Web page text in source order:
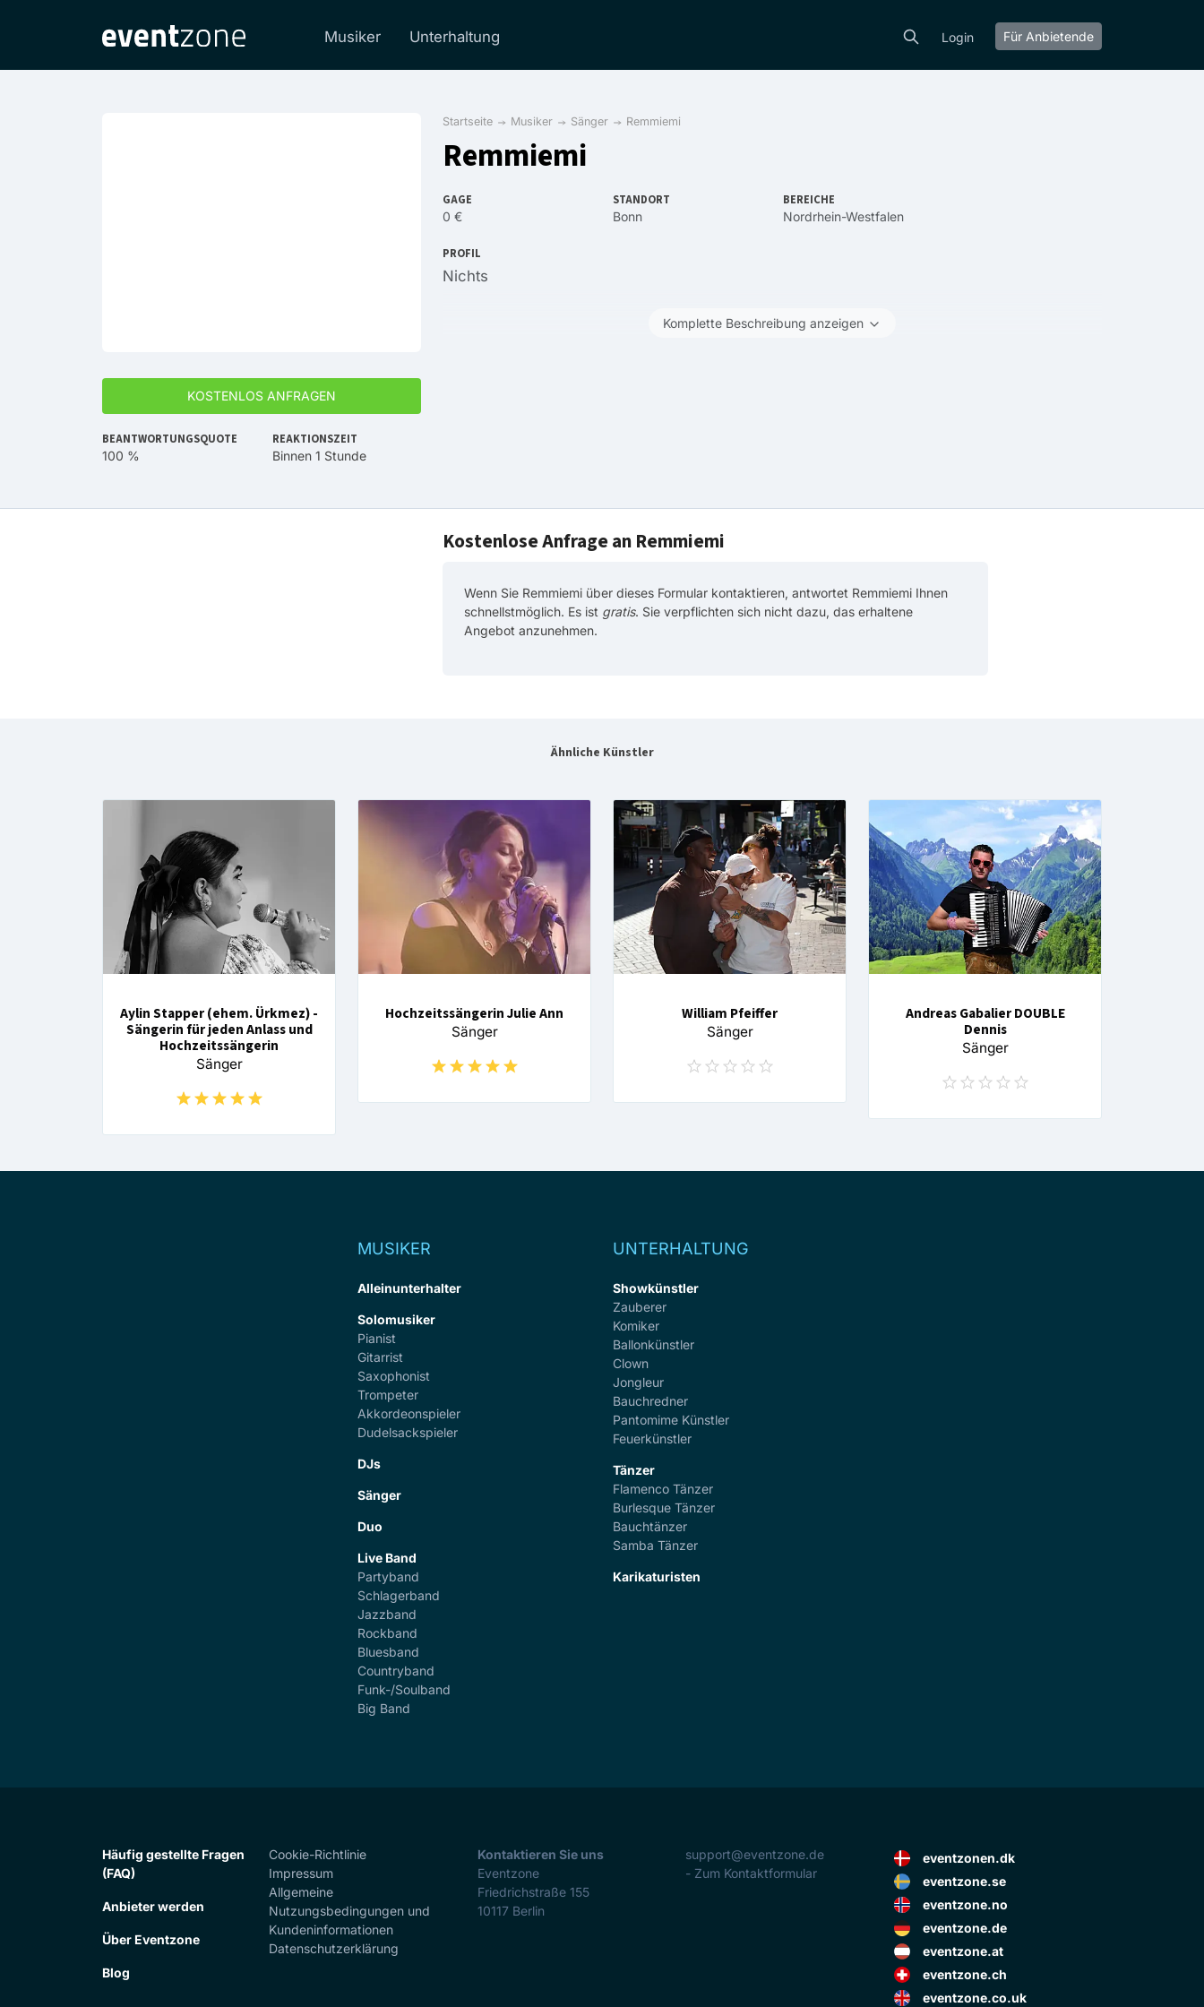
Musiker Unterhaltung Login Für Anbietende
KOSTENLOS ANFRAGEN
BEANTWORTUNGSQUOTE
100 %
REAKTIONSZEIT
Binnen 1 Stunde
Startseite Musiker Sänger Remmiemi
Remmiemi
GAGE
0 €
STANDORT
Bonn
BEREICHE
Nordrhein-Westfalen
PROFIL
Nichts
Komplette Beschreibung anzeigen
Kostenlose Anfrage an Remmiemi
Wenn Sie Remmiemi über dieses Formular kontaktieren, antwortet Remmiemi Ihnen
schnellstmöglich. Es ist gratis. Sie verpflichten sich nicht dazu, das erhaltene
Angebot anzunehmen.
Ähnliche Künstler
Aylin Stapper (ehem. Ürkmez) -
Sängerin für jeden Anlass und
Hochzeitssängerin
Sänger
Hochzeitssängerin Julie Ann
Sänger
William Pfeiffer
Sänger
Andreas Gabalier DOUBLE
Dennis
Sänger
MUSIKER
Alleinunterhalter
Solomusiker
Pianist
Gitarrist
Saxophonist
Trompeter
Akkordeonspieler
Dudelsackspieler
DJs
Sänger
Duo
Live Band
Partyband
Schlagerband
Jazzband
Rockband
Bluesband
Countryband
Funk-/Soulband
Big Band
UNTERHALTUNG
Showkünstler
Zauberer
Komiker
Ballonkünstler
Clown
Jongleur
Bauchredner
Pantomime Künstler
Feuerkünstler
Tänzer
Flamenco Tänzer
Burlesque Tänzer
Bauchtänzer
Samba Tänzer
Karikaturisten
Häufig gestellte Fragen
(FAQ)
Anbieter werden
Über Eventzone
Blog
Cookie-Richtlinie
Impressum
Allgemeine
Nutzungsbedingungen und
Kundeninformationen
Datenschutzerklärung
Kontaktieren Sie uns
Eventzone
Friedrichstraße 155
10117 Berlin
support@eventzone.de
- Zum Kontaktformular
eventzonen.dk
eventzone.se
eventzone.no
eventzone.de
eventzone.at
eventzone.ch
eventzone.co.uk